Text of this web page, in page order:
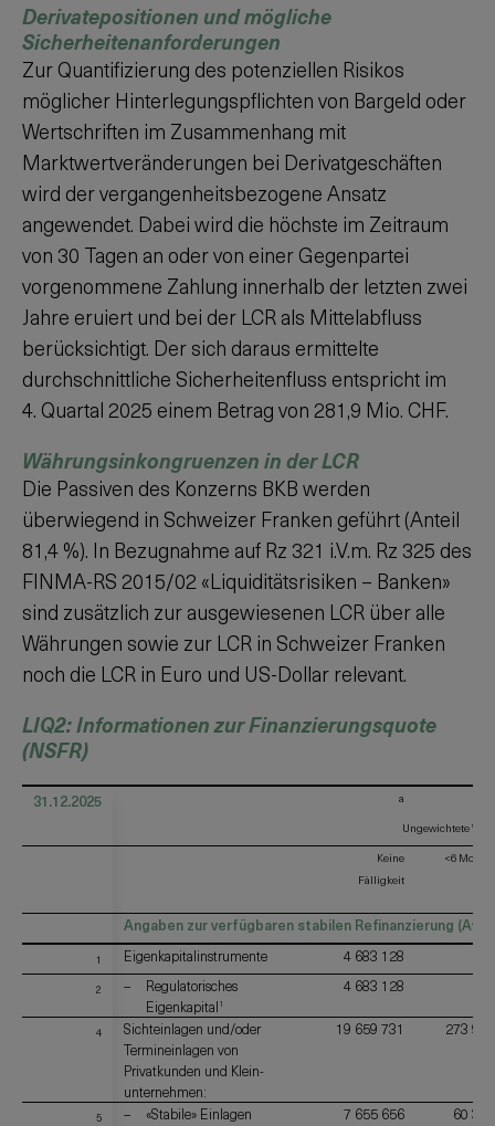
Derivatepositionen und mögliche
Sicherheitenanforderungen
Zur Quantifizierung des potenziellen Risikos
möglicher Hinterlegungspflichten von Bargeld oder
Wertschriften im Zusammenhang mit
Marktwertveränderungen bei Derivatgeschäften
wird der vergangenheitsbezogene Ansatz
angewendet. Dabei wird die höchste im Zeitraum
von 30 Tagen an oder von einer Gegenpartei
vorgenommene Zahlung innerhalb der letzten zwei
Jahre eruiert und bei der LCR als Mittelabfluss
berücksichtigt. Der sich daraus ermittelte
durchschnittliche Sicherheitenfluss entspricht im
4. Quartal 2025 einem Betrag von 281,9 Mio. CHF.
Währungsinkongruenzen in der LCR
Die Passiven des Konzerns BKB werden
überwiegend in Schweizer Franken geführt (Anteil
81,4 %). In Bezugnahme auf Rz 321 i.V.m. Rz 325 des
FINMA-RS 2015/02 «Liquiditätsrisiken – Banken»
sind zusätzlich zur ausgewiesenen LCR über alle
Währungen sowie zur LCR in Schweizer Franken
noch die LCR in Euro und US-Dollar relevant.
LIQ2: Informationen zur Finanzierungsquote
(NSFR)
31.12.2025 a
Ungewichtete
Keine
Fälligkeit
<6 Monate
Angaben zur verfügbaren stabilen Refinanzierung
1 Eigenkapitalinstrumente 4 683 128
2
Regulatorisches
Eigenkapital1
4 683 128
4
Sichteinlagen und/oder
Termineinlagen von
Privatkunden und Klein-
unternehmen:
19 659 731 273 902
5 «Stabile» Einlagen 7 655 656 60 324